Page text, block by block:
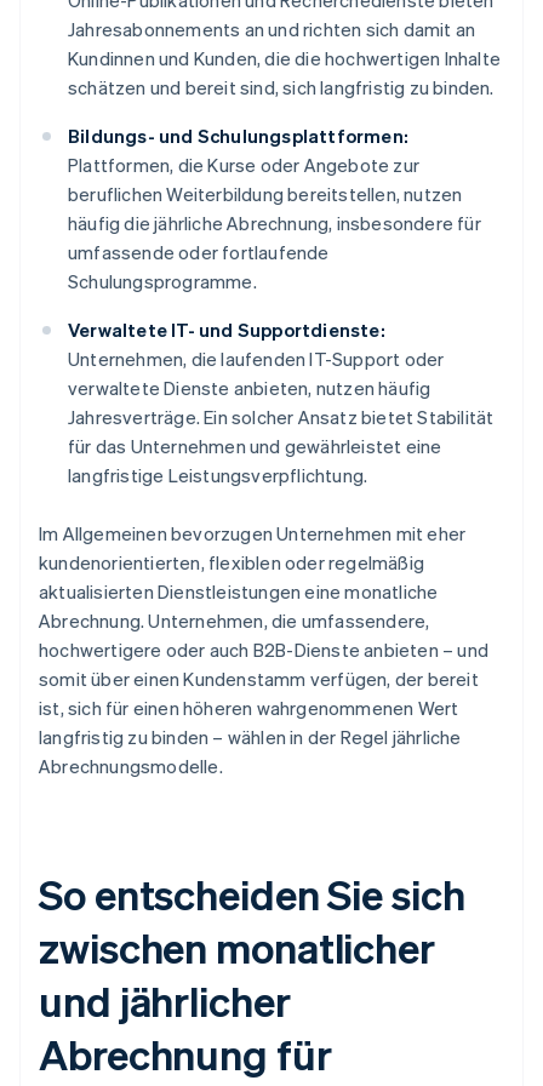
Jahresabonnements an und richten sich damit an
Kundinnen und Kunden, die die hochwertigen Inhalte
schätzen und bereit sind, sich langfristig zu binden.
Bildungs- und Schulungsplattformen:
Plattformen, die Kurse oder Angebote zur
beruflichen Weiterbildung bereitstellen, nutzen
häufig die jährliche Abrechnung, insbesondere für
umfassende oder fortlaufende
Schulungsprogramme.
Verwaltete IT- und Supportdienste:
Unternehmen, die laufenden IT-Support oder
verwaltete Dienste anbieten, nutzen häufig
Jahresverträge. Ein solcher Ansatz bietet Stabilität
für das Unternehmen und gewährleistet eine
langfristige Leistungsverpflichtung.
Im Allgemeinen bevorzugen Unternehmen mit eher
kundenorientierten, flexiblen oder regelmäßig
aktualisierten Dienstleistungen eine monatliche
Abrechnung. Unternehmen, die umfassendere,
hochwertigere oder auch B2B-Dienste anbieten – und
somit über einen Kundenstamm verfügen, der bereit
ist, sich für einen höheren wahrgenommenen Wert
langfristig zu binden – wählen in der Regel jährliche
Abrechnungsmodelle.
So entscheiden Sie sich
zwischen monatlicher
und jährlicher
Abrechnung für